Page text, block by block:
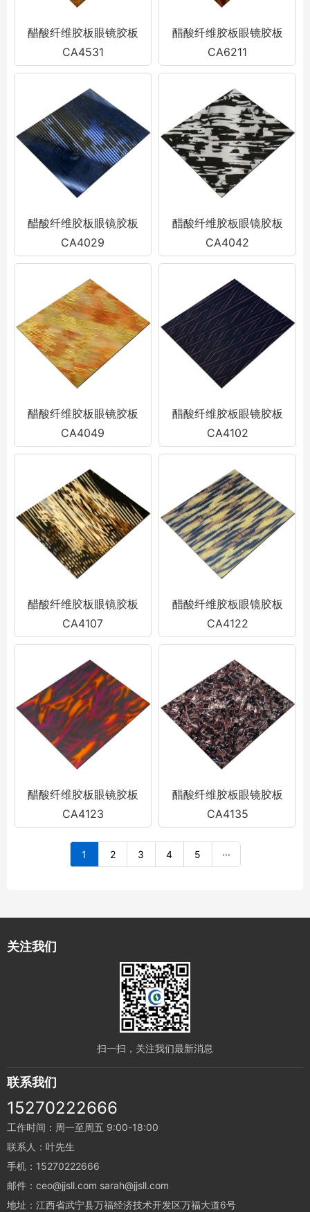
醋酸纤维胶板眼镜胶板
CA4531
醋酸纤维胶板眼镜胶板
CA6211
醋酸纤维胶板眼镜胶板
CA4029
醋酸纤维胶板眼镜胶板
CA4042
醋酸纤维胶板眼镜胶板
CA4049
醋酸纤维胶板眼镜胶板
CA4102
醋酸纤维胶板眼镜胶板
CA4107
醋酸纤维胶板眼镜胶板
CA4122
醋酸纤维胶板眼镜胶板
CA4123
醋酸纤维胶板眼镜胶板
CA4135
1 2 3 4 5 ···
关注我们
扫一扫，关注我们最新消息
联系我们
15270222666
工作时间：周一至周五 9:00-18:00
联系人：叶先生
手机：15270222666
邮件：ceo@jjsll.com sarah@jjsll.com
地址：江西省武宁县万福经济技术开发区万福大道6号